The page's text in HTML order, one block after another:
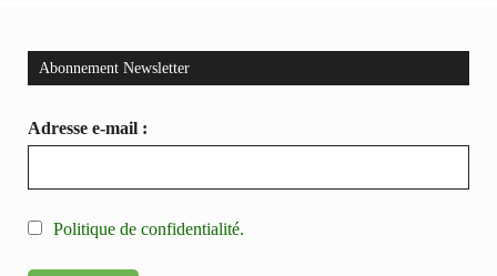
Abonnement Newsletter
Adresse e-mail :
Politique de confidentialité.